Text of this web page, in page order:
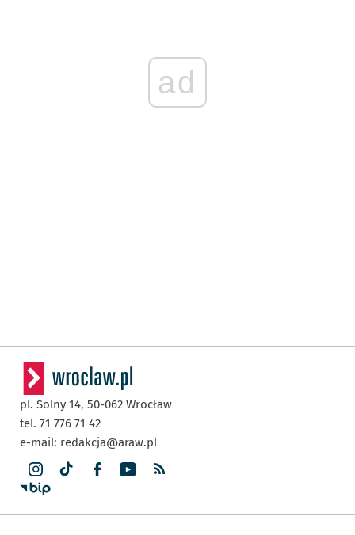
ad
pl. Solny 14, 50-062 Wrocław
tel. 71 776 71 42
e-mail: redakcja@araw.pl